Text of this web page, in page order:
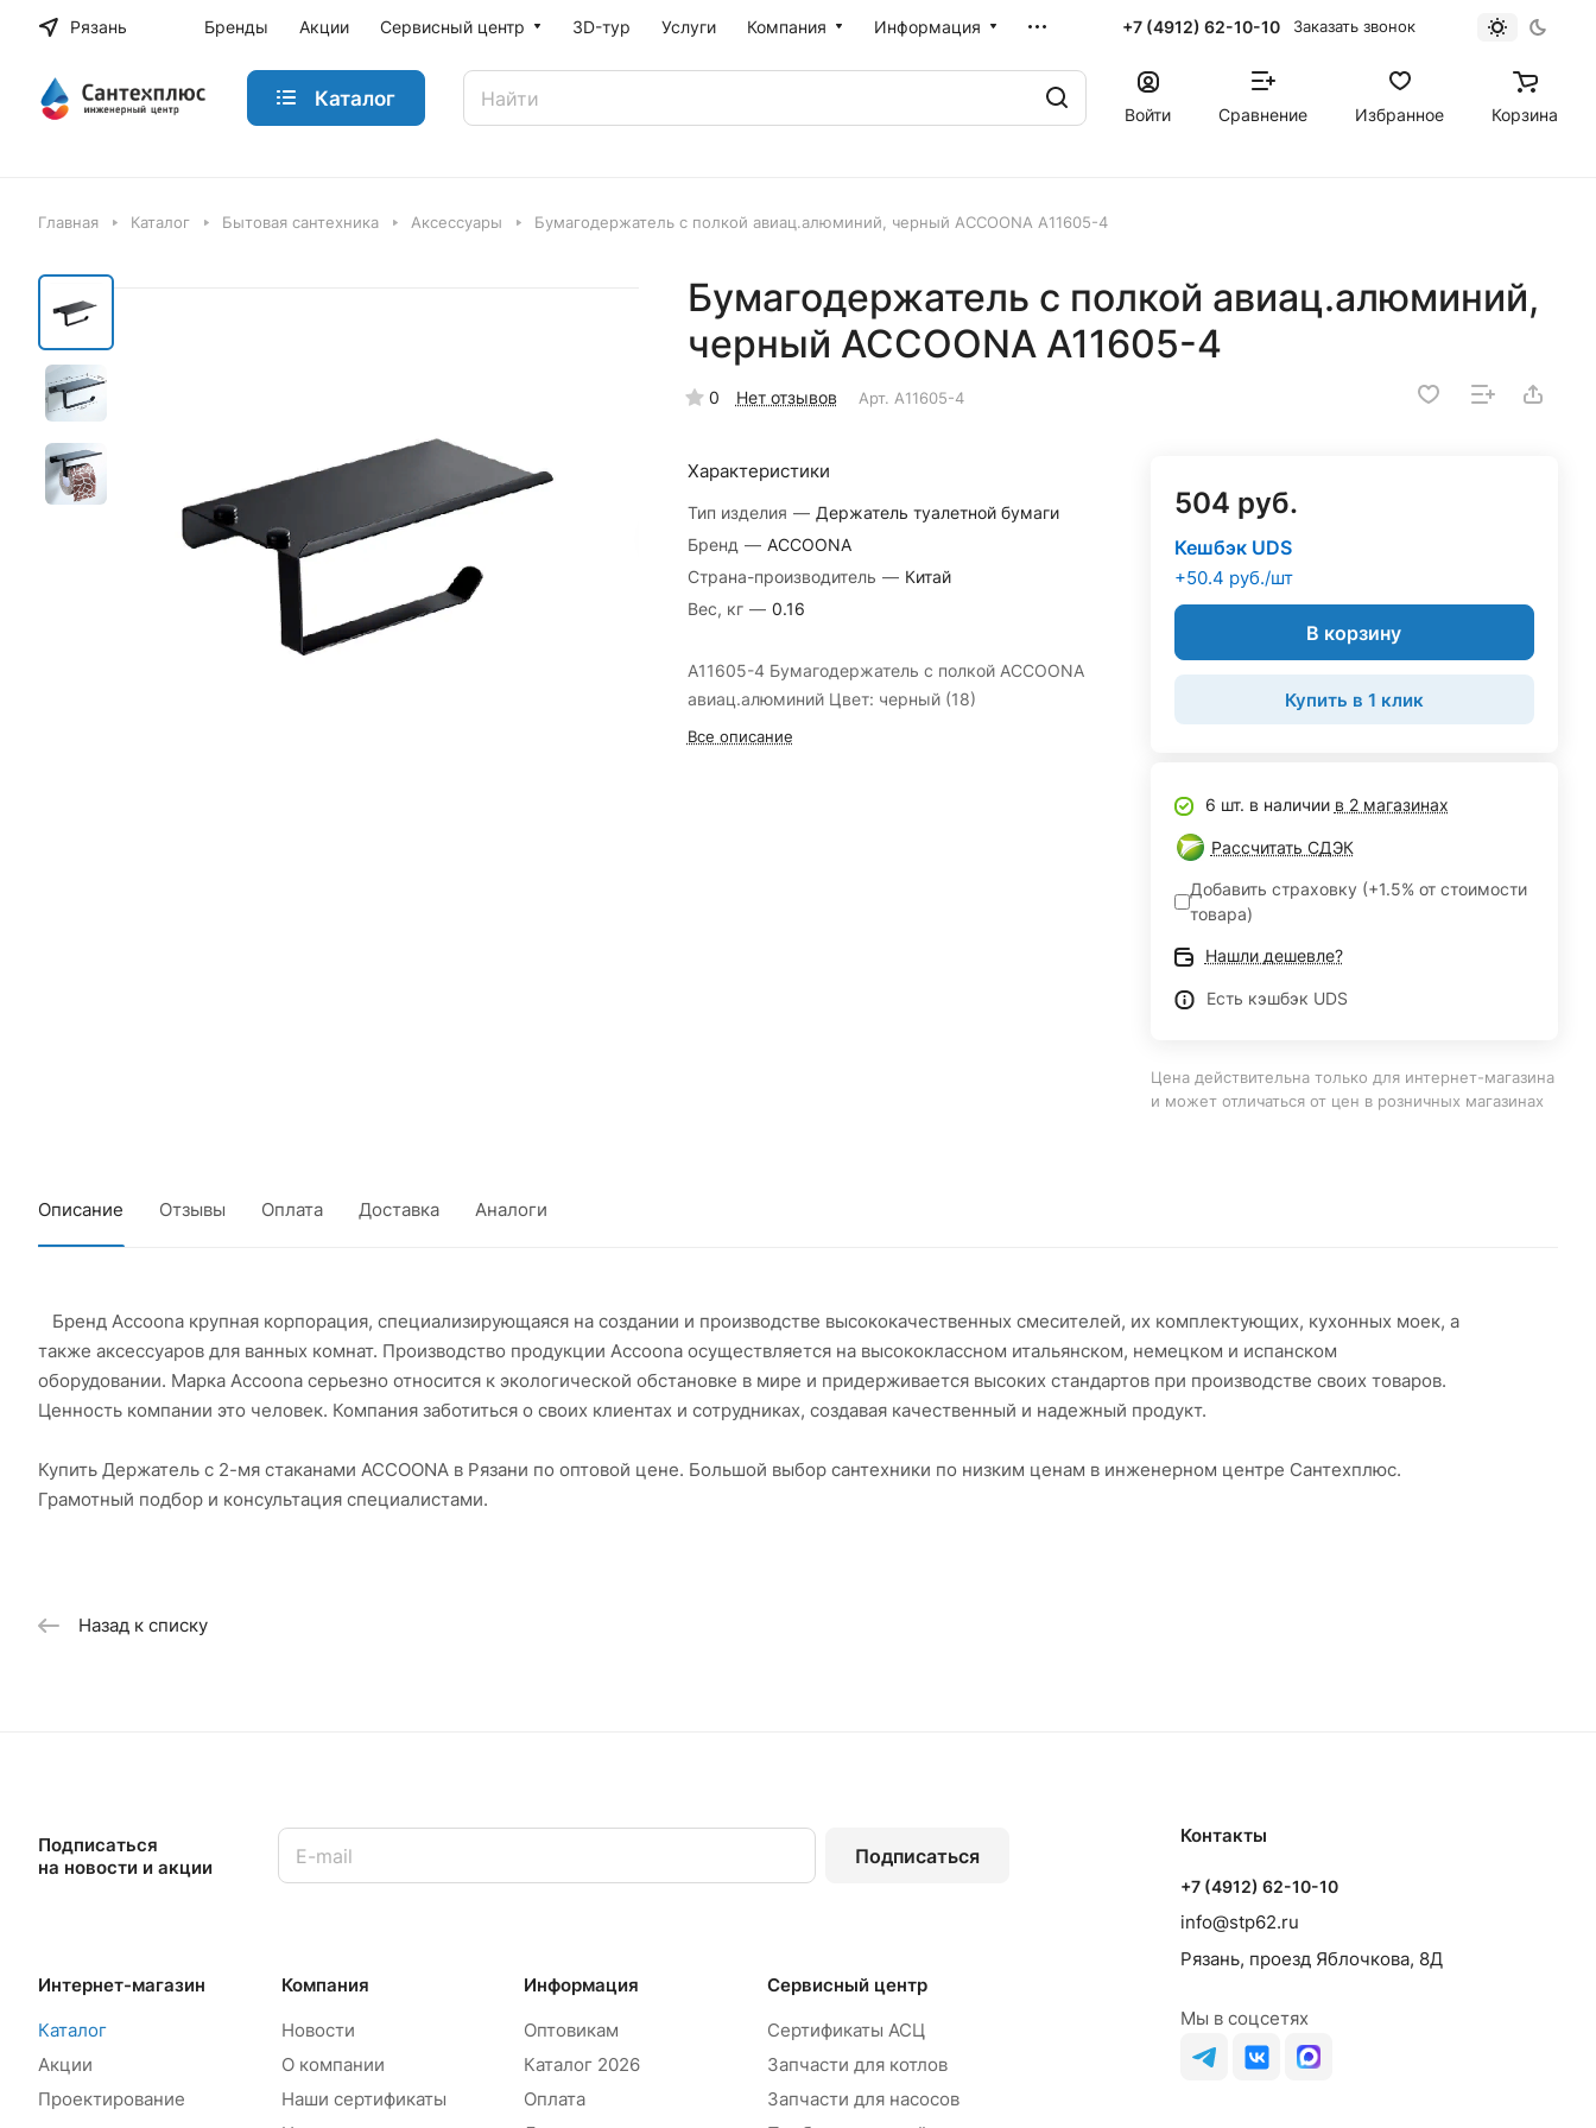
Рязань Бренды Акции Сервисный центр 3D-тур Услуги Компания Информация +7 (4912) 62-10-10 Заказать звонок
Каталог
Войти Сравнение Избранное Корзина
Главная Каталог Бытовая сантехника Аксессуары Бумагодержатель с полкой авиац.алюминий, черный ACCOONA A11605-4
Бумагодержатель с полкой авиац.алюминий,
черный ACCOONA A11605-4
0 Нет отзывов Арт. A11605-4
Характеристики
Тип изделия — Держатель туалетной бумаги
Бренд — ACCOONA
Страна-производитель — Китай
Вес, кг — 0.16
A11605-4 Бумагодержатель с полкой ACCOONA
авиац.алюминий Цвет: черный (18)
Все описание
504 руб.
Кешбэк UDS
+50.4 руб./шт
В корзину
Купить в 1 клик
6 шт. в наличии в 2 магазинах
Рассчитать СДЭК
Добавить страховку (+1.5% от стоимости
товара)
Нашли дешевле?
Есть кэшбэк UDS
Цена действительна только для интернет-магазина
и может отличаться от цен в розничных магазинах
Описание Отзывы Оплата Доставка Аналоги
Бренд Accoona крупная корпорация, специализирующаяся на создании и производстве высококачественных смесителей, их комплектующих, кухонных моек, а
также аксессуаров для ванных комнат. Производство продукции Accoona осуществляется на высококлассном итальянском, немецком и испанском
оборудовании. Марка Accoona серьезно относится к экологической обстановке в мире и придерживается высоких стандартов при производстве своих товаров.
Ценность компании это человек. Компания заботиться о своих клиентах и сотрудниках, создавая качественный и надежный продукт.
Купить Держатель с 2-мя стаканами ACCOONA в Рязани по оптовой цене. Большой выбор сантехники по низким ценам в инженерном центре Сантехплюс.
Грамотный подбор и консультация специалистами.
Назад к списку
Подписаться
на новости и акции
Подписаться
Интернет-магазин
Каталог
Акции
Проектирование
Компания
Новости
О компании
Наши сертификаты
Информация
Оптовикам
Каталог 2026
Оплата
Сервисный центр
Сертификаты АСЦ
Запчасти для котлов
Запчасти для насосов
Контакты
+7 (4912) 62-10-10
info@stp62.ru
Рязань, проезд Яблочкова, 8Д
Мы в соцсетях